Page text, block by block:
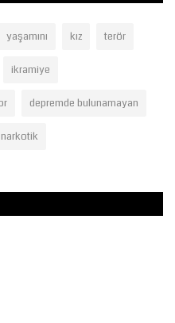
yaşamını kız terör
ikramiye
depremde bulunamayan
narkotik